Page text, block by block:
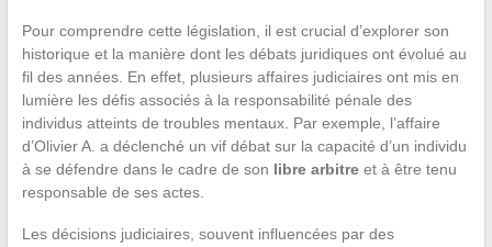
Pour comprendre cette législation, il est crucial d’explorer son
historique et la manière dont les débats juridiques ont évolué au
fil des années. En effet, plusieurs affaires judiciaires ont mis en
lumière les défis associés à la responsabilité pénale des
individus atteints de troubles mentaux. Par exemple, l’affaire
d’Olivier A. a déclenché un vif débat sur la capacité d’un individu
à se défendre dans le cadre de son libre arbitreet à être tenu
responsable de ses actes.
Les décisions judiciaires, souvent influencées par des